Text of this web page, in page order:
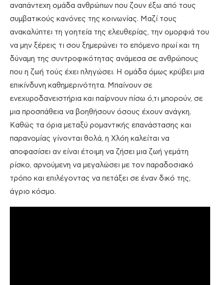
αναπάντεχη ομάδα ανθρώπων που ζουν έξω από τους
συμβατικούς κανόνες της κοινωνίας. Μαζί τους
ανακαλύπτει τη γοητεία της ελευθερίας, την ομορφιά του
να μην ξέρεις τι σου ξημερώνει το επόμενο πρωί και τη
δύναμη της συντροφικότητας ανάμεσα σε ανθρώπους
που η ζωή τούς έχει πληγώσει. Η ομάδα όμως κρύβει μια
επικίνδυνη καθημερινότητα. Μπαίνουν σε
ενεχυροδανειστήρια και παίρνουν πίσω ό,τι μπορούν, σε
μια προσπάθεια να βοηθήσουν όσους έχουν ανάγκη.
Καθώς τα όρια μεταξύ ρομαντικής επανάστασης και
παρανομίας γίνονται θολά, η Χλόη καλείται να
αποφασίσει αν είναι έτοιμη να ζήσει μια ζωή γεμάτη
ρίσκο, αρνούμενη να μεγαλώσει με τον παραδοσιακό
τρόπο και επιλέγοντας να πετάξει σε έναν δικό της,
άγριο κόσμο.